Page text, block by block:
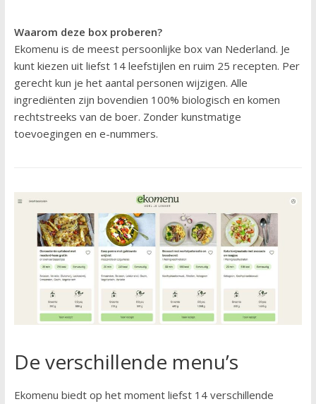
Waarom deze box proberen?
Ekomenu is de meest persoonlijke box van Nederland. Je
kunt kiezen uit liefst 14 leefstijlen en ruim 25 recepten. Per
gerecht kun je het aantal personen wijzigen. Alle
ingrediënten zijn bovendien 100% biologisch en komen
rechtstreeks van de boer. Zonder kunstmatige
toevoegingen en e-nummers.
De verschillende menu’s
Ekomenu biedt op het moment liefst 14 verschillende